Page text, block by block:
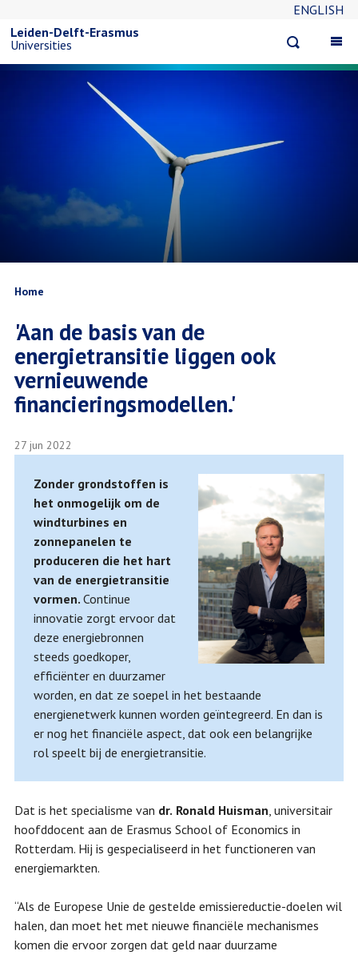
ENGLISH
search
Leiden-Delft-Erasmus
Universities
Kruimelpad
Home
'Aan de basis van de
energietransitie liggen ook
vernieuwende
financieringsmodellen.'
27 jun 2022
Zonder grondstoffen is
het onmogelijk om de
windturbines en
zonnepanelen te
produceren die het hart
van de energietransitie
vormen. Continue
innovatie zorgt ervoor dat
deze energiebronnen
steeds goedkoper,
efficiënter en duurzamer
worden, en dat ze soepel in het bestaande
energienetwerk kunnen worden geïntegreerd. En dan is
er nog het financiële aspect, dat ook een belangrijke
rol speelt bij de energietransitie.
Dat is het specialisme van dr. Ronald Huisman, universitair
hoofddocent aan de Erasmus School of Economics in
Rotterdam. Hij is gespecialiseerd in het functioneren van
energiemarkten.
“Als de Europese Unie de gestelde emissiereductie-doelen wil
halen, dan moet het met nieuwe financiële mechanismes
komen die ervoor zorgen dat geld naar duurzame